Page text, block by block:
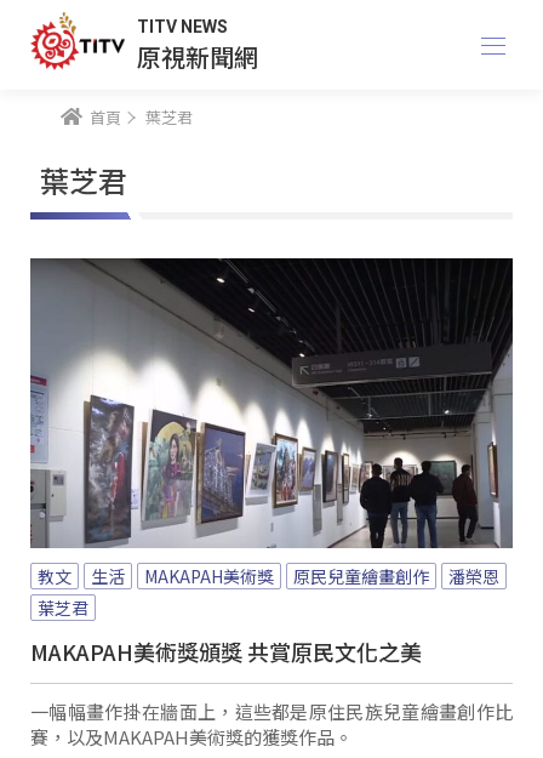
TITV NEWS
原視新聞網
首頁 葉芝君
葉芝君
教文 生活 MAKAPAH美術獎 原民兒童繪畫創作
潘榮恩
葉芝君
MAKAPAH美術獎頒獎 共賞原民文化之美
一幅幅畫作掛在牆面上，這些都是原住民族兒童繪畫創作比
賽，以及MAKAPAH美術獎的獲獎作品。